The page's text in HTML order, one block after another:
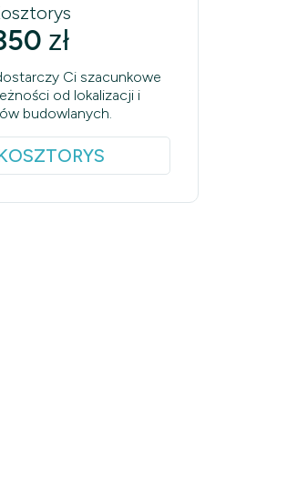
zł
Ci szacunkowe
od lokalizacji i
budowlanych.